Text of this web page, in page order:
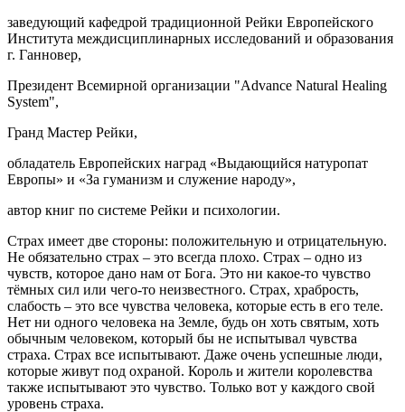
заведующий кафедрой традиционной Рейки Европейского
Института междисциплинарных исследований и образования
г. Ганновер,
Президент Всемирной организации "Advance Natural Healing
System",
Гранд Мастер Рейки,
обладатель Европейских наград «Выдающийся натуропат
Европы» и «За гуманизм и служение народу»,
автор книг по системе Рейки и психологии.
Страх имеет две стороны: положительную и отрицательную.
Не обязательно страх – это всегда плохо. Страх – одно из
чувств, которое дано нам от Бога. Это ни какое-то чувство
тёмных сил или чего-то неизвестного. Страх, храбрость,
слабость – это все чувства человека, которые есть в его теле.
Нет ни одного человека на Земле, будь он хоть святым, хоть
обычным человеком, который бы не испытывал чувства
страха. Страх все испытывают. Даже очень успешные люди,
которые живут под охраной. Король и жители королевства
также испытывают это чувство. Только вот у каждого свой
уровень страха.